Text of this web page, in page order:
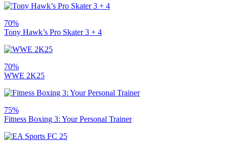
70%
Tony Hawk’s Pro Skater 3 + 4
70%
WWE 2K25
75%
Fitness Boxing 3: Your Personal Trainer